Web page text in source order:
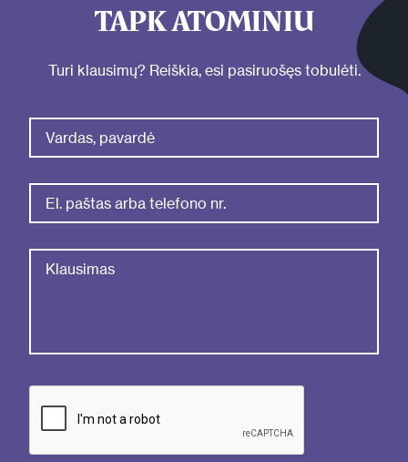
TAPK ATOMINIU
Turi klausimų? Reiškia, esi pasiruošęs tobulėti.